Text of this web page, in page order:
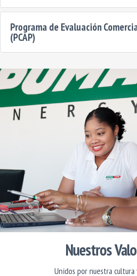
Programa de Evaluación
(PCAP)
Nuestros
Unidos por nuestra cultura